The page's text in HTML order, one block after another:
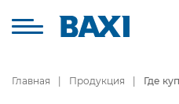
Главная Продукция Где